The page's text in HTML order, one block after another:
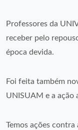
Professores da
receber pelo
época devida.
Foi feita também
UNISUAM e a ação
Temos ações